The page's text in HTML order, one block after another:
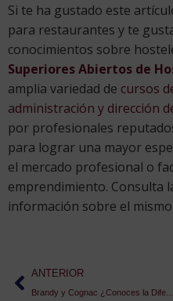
Si te ha gustado este
para restaurantes y te
conocimientos sobre
Superiores Abiertos de
amplia variedad de cursos
administración y dirección
por profesionales
para lograr una mayor
el mercado profesional o
emprendimiento. Consulta
información sobre el
ANTERIOR